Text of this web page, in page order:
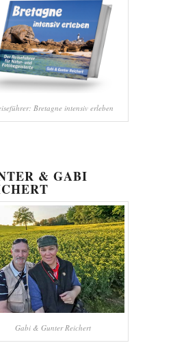
Bretagne intensiv erleben
& GABI
Gabi & Gunter Reichert